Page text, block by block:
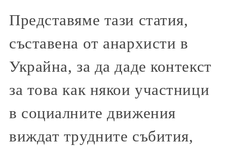
Представяме тази статия,
съставена от анархисти в
Украйна, за да даде контекст
за това как някои участници
в социалните движения
виждат трудните събития,